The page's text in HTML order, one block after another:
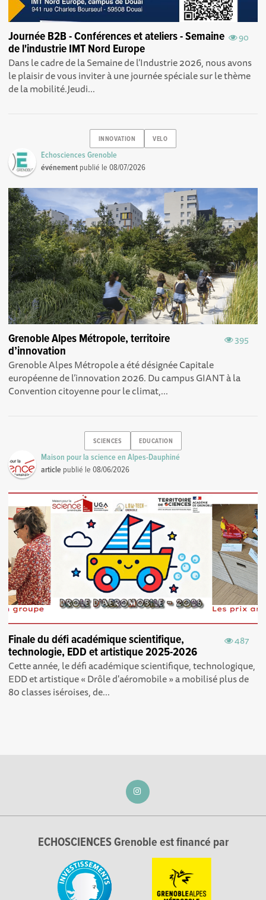
90
Journée B2B - Conférences et ateliers - Semaine
de l'industrie IMT Nord Europe
Dans le cadre de la Semaine de l’Industrie 2026, nous avons
le plaisir de vous inviter à une journée spéciale sur le thème
de la mobilité.Jeudi...
INNOVATION VELO
Echosciences Grenoble
événement publié le08/07/2026
395
Grenoble Alpes Métropole, territoire
d’innovation
Grenoble Alpes Métropole a été désignée Capitale
européenne de l’innovation 2026. Du campus GIANT à la
Convention citoyenne pour le climat,...
SCIENCES EDUCATION
Maison pour la science en Alpes-Dauphiné
article publié le08/06/2026
487
Finale du défi académique scientifique,
technologie, EDD et artistique 2025-2026
Cette année, le défi académique scientifique, technologique,
EDD et artistique « Drôle d'aéromobile » a mobilisé plus de
80 classes iséroises, de...
ECHOSCIENCES Grenoble est financé par